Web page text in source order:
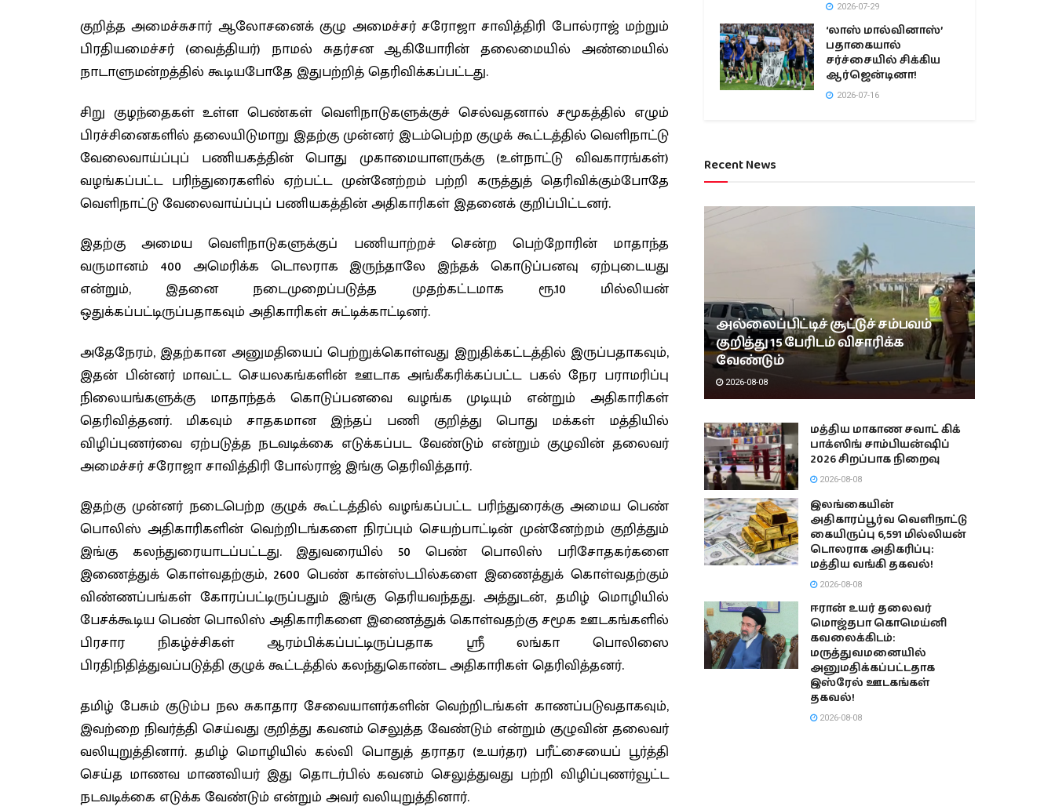
குறித்த அமைச்சுசார் ஆலோசனைக் குழு அமைச்சர் சரோஜா சாவித்திரி போல்ராஜ் மற்றும்
பிரதியமைச்சர் (வைத்தியர்) நாமல் சுதர்சன ஆகியோரின் தலைமையில் அண்மையில்
நாடாளுமன்றத்தில் கூடியபோதே இதுபற்றித் தெரிவிக்கப்பட்டது.
சிறு குழந்தைகள் உள்ள பெண்கள் வெளிநாடுகளுக்குச் செல்வதனால் சமூகத்தில் எழும்
பிரச்சினைகளில் தலையிடுமாறு இதற்கு முன்னர் இடம்பெற்ற குழுக் கூட்டத்தில் வெளிநாட்டு
வேலைவாய்ப்புப் பணியகத்தின் பொது முகாமையாளருக்கு (உள்நாட்டு விவகாரங்கள்)
வழங்கப்பட்ட பரிந்துரைகளில் ஏற்பட்ட முன்னேற்றம் பற்றி கருத்துத் தெரிவிக்கும்போதே
வெளிநாட்டு வேலைவாய்ப்புப் பணியகத்தின் அதிகாரிகள் இதனைக் குறிப்பிட்டனர்.
இதற்கு அமைய வெளிநாடுகளுக்குப் பணியாற்றச் சென்ற பெற்றோரின் மாதாந்த
வருமானம் 400 அமெரிக்க டொலராக இருந்தாலே இந்தக் கொடுப்பனவு ஏற்புடையது
என்றும், இதனை நடைமுறைப்படுத்த முதற்கட்டமாக ரூ.10 மில்லியன்
ஒதுக்கப்பட்டிருப்பதாகவும் அதிகாரிகள் சுட்டிக்காட்டினர்.
அதேநேரம், இதற்கான அனுமதியைப் பெற்றுக்கொள்வது இறுதிக்கட்டத்தில் இருப்பதாகவும்,
இதன் பின்னர் மாவட்ட செயலகங்களின் ஊடாக அங்கீகரிக்கப்பட்ட பகல் நேர பராமரிப்பு
நிலையங்களுக்கு மாதாந்தக் கொடுப்பனவை வழங்க முடியும் என்றும் அதிகாரிகள்
தெரிவித்தனர். மிகவும் சாதகமான இந்தப் பணி குறித்து பொது மக்கள் மத்தியில்
விழிப்புணர்வை ஏற்படுத்த நடவடிக்கை எடுக்கப்பட வேண்டும் என்றும் குழுவின் தலைவர்
அமைச்சர் சரோஜா சாவித்திரி போல்ராஜ் இங்கு தெரிவித்தார்.
இதற்கு முன்னர் நடைபெற்ற குழுக் கூட்டத்தில் வழங்கப்பட்ட பரிந்துரைக்கு அமைய பெண்
பொலிஸ் அதிகாரிகளின் வெற்றிடங்களை நிரப்பும் செயற்பாட்டின் முன்னேற்றம் குறித்தும்
இங்கு கலந்துரையாடப்பட்டது. இதுவரையில் 50 பெண் பொலிஸ் பரிசோதகர்களை
இணைத்துக் கொள்வதற்கும், 2600 பெண் கான்ஸ்டபில்களை இணைத்துக் கொள்வதற்கும்
விண்ணப்பங்கள் கோரப்பட்டிருப்பதும் இங்கு தெரியவந்தது. அத்துடன், தமிழ் மொழியில்
பேசக்கூடிய பெண் பொலிஸ் அதிகாரிகளை இணைத்துக் கொள்வதற்கு சமூக ஊடகங்களில்
பிரசார நிகழ்ச்சிகள் ஆரம்பிக்கப்பட்டிருப்பதாக ஸ்ரீ லங்கா பொலிஸை
பிரதிநிதித்துவப்படுத்தி குழுக் கூட்டத்தில் கலந்துகொண்ட அதிகாரிகள் தெரிவித்தனர்.
தமிழ் பேசும் குடும்ப நல சுகாதார சேவையாளர்களின் வெற்றிடங்கள் காணப்படுவதாகவும்,
இவற்றை நிவர்த்தி செய்வது குறித்து கவனம் செலுத்த வேண்டும் என்றும் குழுவின் தலைவர்
வலியுறுத்தினார். தமிழ் மொழியில் கல்வி பொதுத் தராதர (உயர்தர) பரீட்சையைப் பூர்த்தி
செய்த மாணவ மாணவியர் இது தொடர்பில் கவனம் செலுத்துவது பற்றி விழிப்புணர்வூட்ட
நடவடிக்கை எடுக்க வேண்டும் என்றும் அவர் வலியுறுத்தினார்.
2026-07-29
‘லாஸ் மால்வினாஸ்’
பதாகையால்
சர்ச்சையில் சிக்கிய
ஆர்ஜென்டினா!
2026-07-16
Recent News
அல்லைப்பிட்டிச் சூட்டுச் சம்பவம்
குறித்து 15 பேரிடம் விசாரிக்க
வேண்டும்
2026-08-08
மத்திய மாகாண சவாட் கிக்
பாக்ஸிங் சாம்பியன்ஷிப்
2026 சிறப்பாக நிறைவு
2026-08-08
இலங்கையின்
அதிகாரப்பூர்வ வெளிநாட்டு
கையிருப்பு 6,591 மில்லியன்
டொலராக அதிகரிப்பு:
மத்திய வங்கி தகவல்!
2026-08-08
ஈரான் உயர் தலைவர்
மொஜ்தபா கொமெய்னி
கவலைக்கிடம்:
மருத்துவமனையில்
அனுமதிக்கப்பட்டதாக
இஸ்ரேல் ஊடகங்கள்
தகவல்!
2026-08-08